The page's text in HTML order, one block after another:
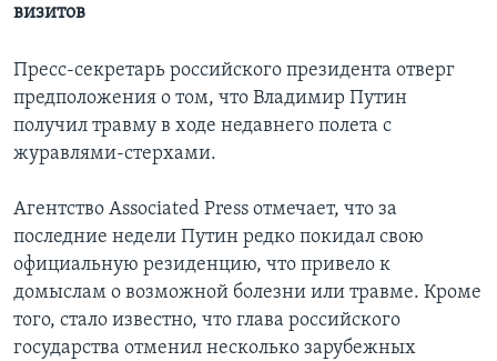
визитов
Пресс-секретарь российского президента отверг
предположения о том, что Владимир Путин
получил травму в ходе недавнего полета с
журавлями-стерхами.
Агентство Associated Press отмечает, что за
последние недели Путин редко покидал свою
официальную резиденцию, что привело к
домыслам о возможной болезни или травме. Кроме
того, стало известно, что глава российского
государства отменил несколько зарубежных